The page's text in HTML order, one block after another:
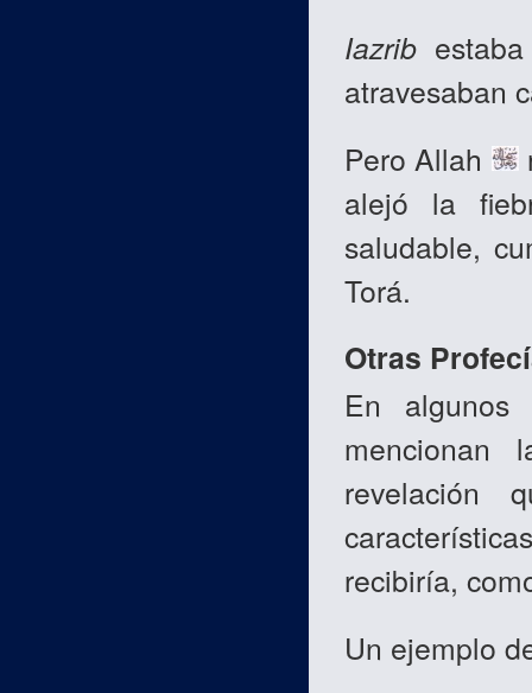
Iazribestaba
atravesaban
Pero Allah
alejó la
saludable,
Torá.
Otras
En
mencionan
revelación
recibiría,
Un ejemplo